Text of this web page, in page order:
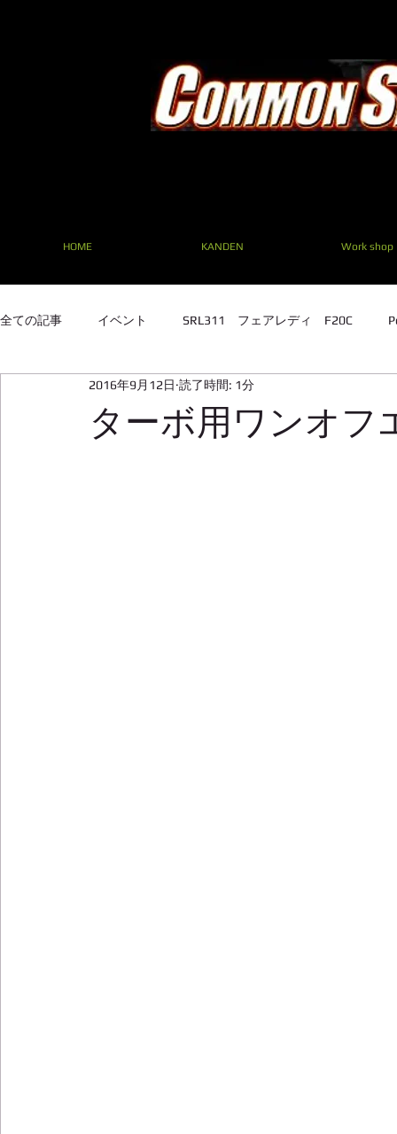
HOME KANDEN Work shop
全ての記事 イベント SRL311 フェアレディ F20C
SRL311 フェアレディ F20C TE27 ２TG
ターボ用ワンオフ
2016年9月12日 読了時間: 1分